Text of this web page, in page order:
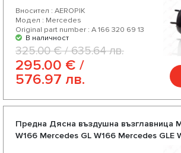
за Вашия Mercedes GLE Coupe W292 >
немски и американски производители.
отлично съотношение цена-качество,
разнообразие от над 200 продукта за
GLE Coupe W292 >2015.
Вносител : AEROPIK
Модел : Mercedes
Original part number : A 166 320 69 13
В наличност
325.00 € / 635.64 лв.
295.00 € /
576.97 лв.
Предна Дясна въздушна възглавница
W166 Mercedes GL W166 Mercedes GLE